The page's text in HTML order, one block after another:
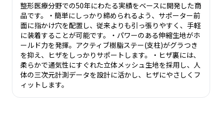
整形医療分野での50年にわたる実績をベースに開発した商
品です。・簡単にしっかり締められるよう、サポーター前
面に指かけ穴を配置し、従来よりも引っ張りやすく、手軽
に装着することが可能です。・パワーのある伸縮生地がホ
ールド力を発揮。アクティブ樹脂ステー(支柱)がグラつき
を抑え、ヒザをしっかりサポートします。・ヒザ裏には、
柔らかで通気性にすぐれた立体メッシュ生地を採用し、人
体の三次元計測データを設計に活かし、ヒザにやさしくフ
ィットします。